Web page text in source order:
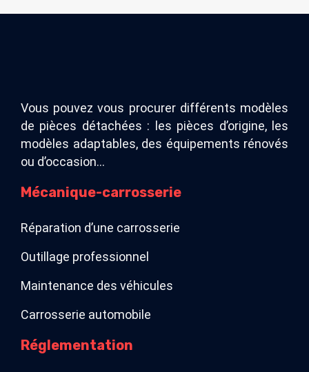
Vous pouvez vous procurer différents modèles
de pièces détachées : les pièces d’origine, les
modèles adaptables, des équipements rénovés
ou d’occasion…
Mécanique-carrosserie
Réparation d’une carrosserie
Outillage professionnel
Maintenance des véhicules
Carrosserie automobile
Réglementation